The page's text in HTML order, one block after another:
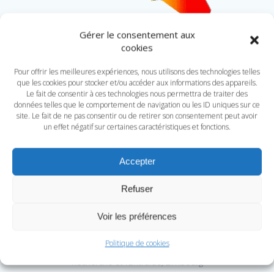
Gérer le consentement aux
cookies
Pour offrir les meilleures expériences, nous utilisons des technologies telles
que les cookies pour stocker et/ou accéder aux informations des appareils.
Le fait de consentir à ces technologies nous permettra de traiter des
données telles que le comportement de navigation ou les ID uniques sur ce
site. Le fait de ne pas consentir ou de retirer son consentement peut avoir
un effet négatif sur certaines caractéristiques et fonctions.
Accepter
Refuser
Voir les préférences
Politique de cookies
Association ***A.R.B.R.E***
B01 A.R.B.R.E. (Association des Releveurs Bénévoles pour la
Recherche et l’Entraide) FlandreOccidentale
Brugge
Courtrai
B02 A.R.B.R.E. (Association des Releveurs Bénévoles pour la
Recherche et l’Entraide) Flandre Orientale
Gand
B 03 A.R.B.R.E. (Association des Releveurs Bénévoles pour la
B 04 A.R.B.R.E. (Association des Releveurs Bénévoles pour la
Recherche et l’Entraide) Limbourg